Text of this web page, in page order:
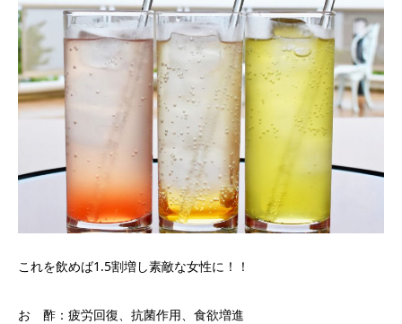
これを飲めば1.5割増し素敵な女性に！！
お 酢：疲労回復、抗菌作用、食欲増進